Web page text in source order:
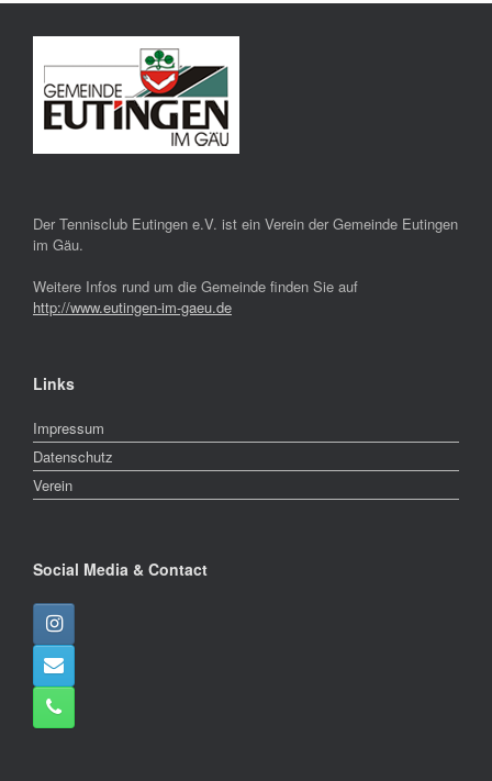
Der Tennisclub Eutingen e.V. ist ein Verein der Gemeinde Eutingen
im Gäu.
Weitere Infos rund um die Gemeinde finden Sie auf
http://www.eutingen-im-gaeu.de
Links
Impressum
Datenschutz
Verein
Social Media & Contact